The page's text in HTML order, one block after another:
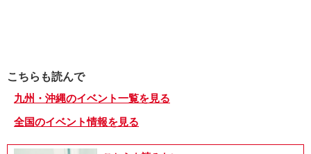
こちらも読んで
九州・沖縄のイベント一覧を見る
全国のイベント情報を見る